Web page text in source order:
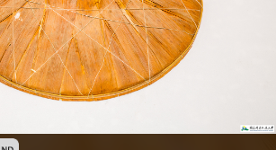
創用CC姓名標示-非商業性-禁止改作 3.0 台灣及其後版本(CC